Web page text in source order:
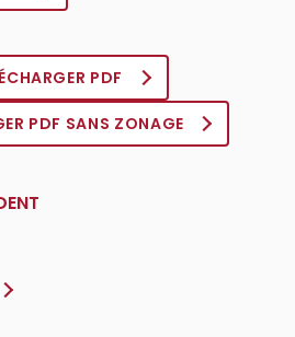
PDF
PDF SANS ZONAGE